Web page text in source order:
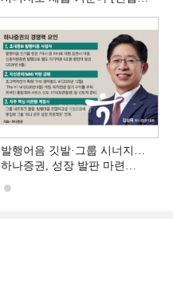
발행어음 깃발·그룹 시너지…
하나증권, 성장 발판 마련
증권사 (3)]